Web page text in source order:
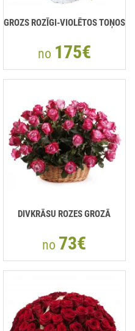
GROZS ROZĪGI-VIOLĒTOS TOŅOS
no 175€
DIVKRĀSU ROZES GROZĀ
no 73€